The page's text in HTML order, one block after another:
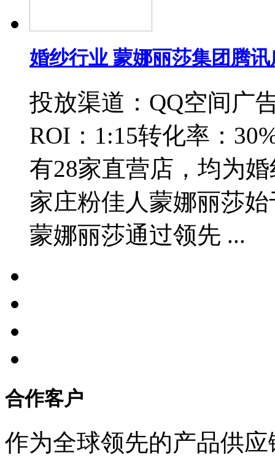
婚纱行业 蒙娜丽莎集团腾
投放渠道：QQ空间广
ROI：1:15转化率：
有28家直营店，均为
家庄粉佳人蒙娜丽莎
蒙娜丽莎通过领先 ...
合作客户
作为全球领先的产品供